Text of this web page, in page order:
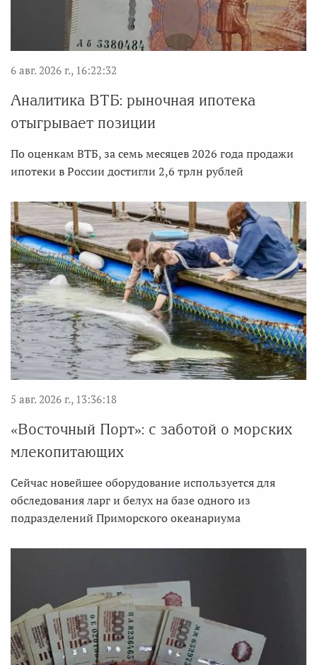
6 авг. 2026 г., 16:22:32
Аналитика ВТБ: рыночная ипотека
отыгрывает позиции
По оценкам ВТБ, за семь месяцев 2026 года продажи
ипотеки в России достигли 2,6 трлн рублей
5 авг. 2026 г., 13:36:18
«Восточный Порт»: с заботой о морских
млекопитающих
Сейчас новейшее оборудование используется для
обследования ларг и белух на базе одного из
подразделений Приморского океанариума